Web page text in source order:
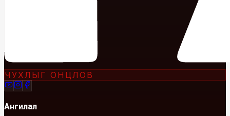
ЧУХЛЫГ ОНЦЛОВ
Ангилал